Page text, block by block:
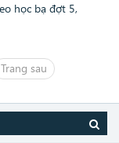
học bạ đợt 5,
Trang sau